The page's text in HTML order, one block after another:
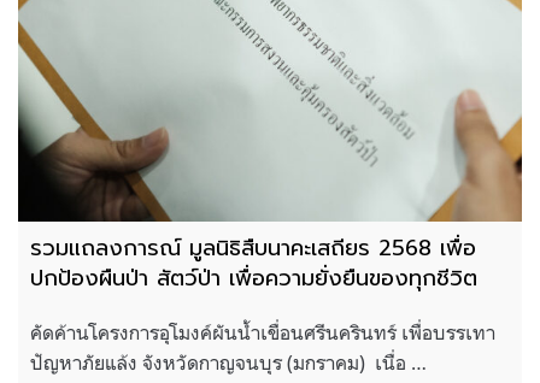
รวมแถลงการณ์ มูลนิธิสืบนาคะเสถียร 2568 เพื่อ
ปกป้องผืนป่า สัตว์ป่า เพื่อความยั่งยืนของทุกชีวิต
คัดค้านโครงการอุโมงค์ผันน้ำเขื่อนศรีนครินทร์ เพื่อบรรเทา
ปัญหาภัยแล้ง จังหวัดกาญจนบุร (มกราคม) เนื่อ …